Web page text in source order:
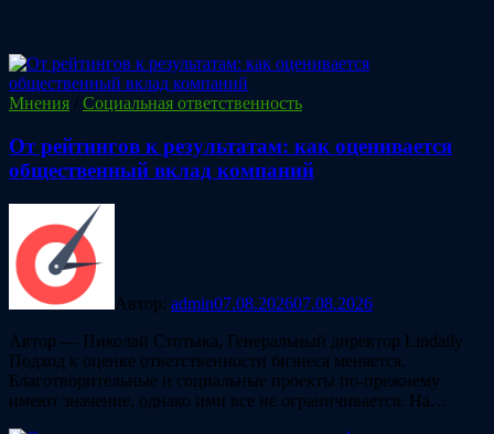
Мнения / Социальная ответственность
От рейтингов к результатам: как оценивается
общественный вклад компаний
Автор: admin07.08.202607.08.2026
Автор — Николай Стотыка, Генеральный директор Lindaily
Подход к оценке ответственности бизнеса меняется.
Благотворительные и социальные проекты по-прежнему
имеют значение, однако ими все не ограничивается. На…